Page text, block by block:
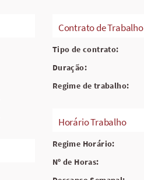
Contrato de Trabalho
Tipo de contrato:
Duração:
Regime de trabalho:
Horário Trabalho
Regime Horário:
Nº de Horas: